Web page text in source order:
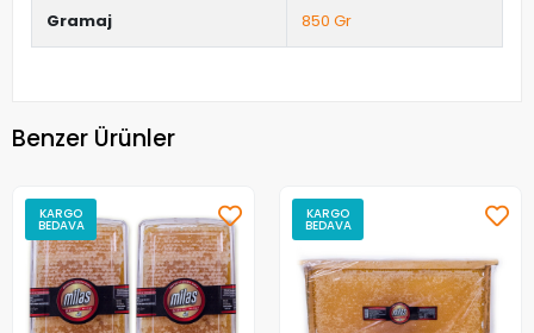
Gramaj 850 Gr
Benzer Ürünler
KARGO
BEDAVA
KARGO
BEDAVA